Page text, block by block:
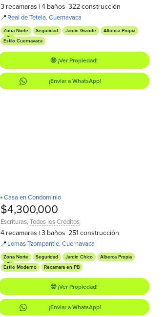
3 recamaras | 4 baños 322construcción
📍Real de Tetela,Cuernavaca
Zona Norte Seguridad Jardín Grande
Alberca Propia
Estilo Cuernavaca
🤓 ¡Ver Propiedad!
¡Enviar a WhatsApp!
Recamara en PB
D
Casa en Condominio
$4,300,000
Escrituras,Todos los Créditos
4 recamaras | 3 baños 251 construcción
📍Lomas Tzompantle,Cuernavaca
Zona Norte Seguridad Jardín Chico
Alberca Propia
Estilo Moderno
Recamara en PB
🤓 ¡Ver Propiedad!
¡Enviar a WhatsApp!